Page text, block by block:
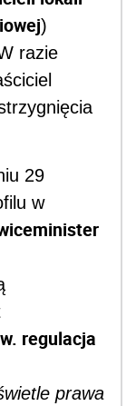
)
razie
29
w
regulacja
prawa